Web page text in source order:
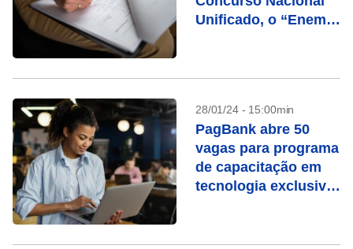
Unificado, o “Enem”
28/01/24 - 15:00min
PagBank abre 50
vagas para programa
de capacitação em
tecnologia exclusivo